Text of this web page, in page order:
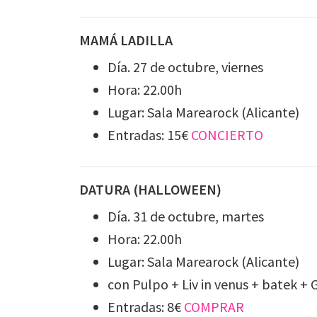
MAMÁ LADILLA
Día. 27 de octubre, viernes
Hora: 22.00h
Lugar: Sala Marearock (Alicante)
Entradas: 15€ CONCIERTO
DATURA (HALLOWEEN)
Día. 31 de octubre, martes
Hora: 22.00h
Lugar: Sala Marearock (Alicante)
con Pulpo + Liv in venus + batek +
Entradas: 8€ COMPRAR